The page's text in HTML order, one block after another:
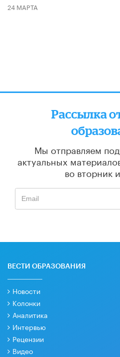
24 МАРТА
Рассылка
Мы отправляем
актуальных
во вторник
ВЕСТИ ОБРАЗОВАНИЯ
Новости
Колонки
Аналитика
Интервью
Рецензии
Видео